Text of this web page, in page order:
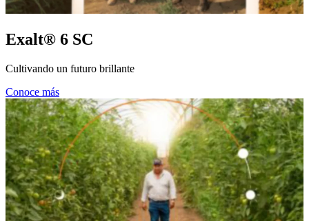
Exalt® 6 SC
Cultivando un futuro brillante
Conoce más